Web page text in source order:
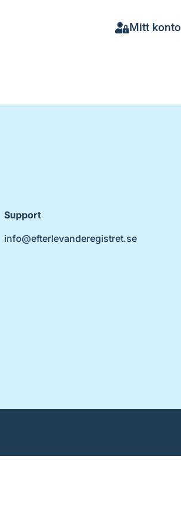
Mitt konto
Support
info@efterlevanderegistret.se